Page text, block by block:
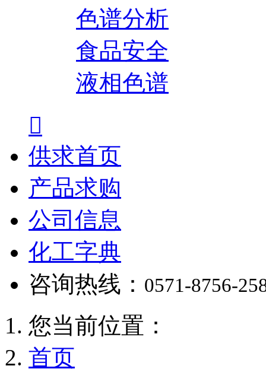
色谱分析
食品安全
液相色谱

供求首页
产品求购
公司信息
化工字典
咨询热线： 0571-8756-
您当前位置：
首页